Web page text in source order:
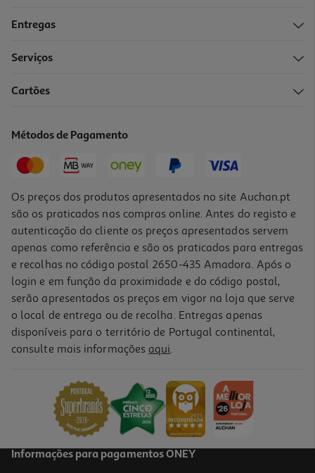
Cartão Memória Msd Qilive Cl.10 Uhs-I U3 Gaming 256gb
159,99 €
Entregas
Serviços
Cartões
Métodos de Pagamento
Os preços dos produtos apresentados no site Auchan.pt
são os praticados nas compras online. Antes do registo e
autenticação do cliente os preços apresentados servem
apenas como referência e são os praticados para entregas
e recolhas no código postal 2650-435 Amadora. Após o
login e em função da proximidade e do código postal,
serão apresentados os preços em vigor na loja que serve
o local de entrega ou de recolha. Entregas apenas
disponíveis para o território de Portugal continental,
consulte mais informações aqui.
Informações para pagamentos ONEY